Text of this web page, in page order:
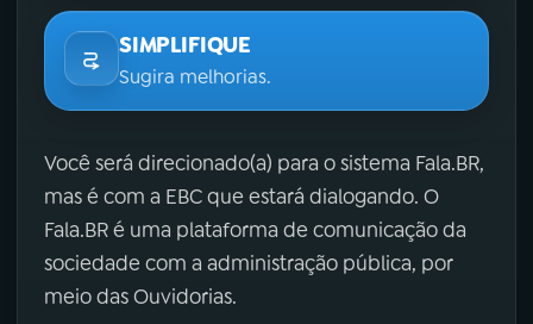
SIMPLIFIQUE
Sugira melhorias.
Você será direcionado(a) para o sistema Fala.BR,
mas é com a EBC que estará dialogando. O
Fala.BR é uma plataforma de comunicação da
sociedade com a administração pública, por
meio das Ouvidorias.